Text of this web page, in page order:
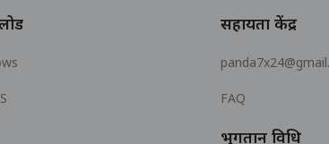
सहायता केंद्र
FAQ
भुगतान विधि